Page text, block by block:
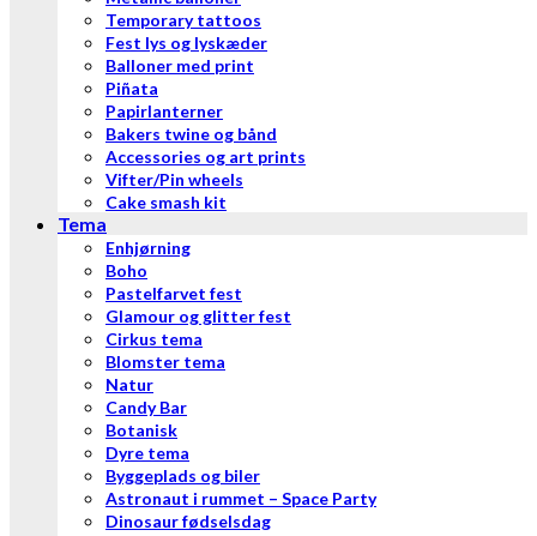
Temporary tattoos
Fest lys og lyskæder
Balloner med print
Piñata
Papirlanterner
Bakers twine og bånd
Accessories og art prints
Vifter/Pin wheels
Cake smash kit
Tema
Enhjørning
Boho
Pastelfarvet fest
Glamour og glitter fest
Cirkus tema
Blomster tema
Natur
Candy Bar
Botanisk
Dyre tema
Byggeplads og biler
Astronaut i rummet – Space Party
Dinosaur fødselsdag